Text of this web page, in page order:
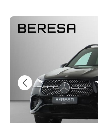
Bildergalerie überspringen